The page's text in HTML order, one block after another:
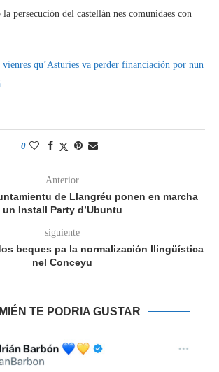
la persecución del castellán nes comunidaes con
qu’Asturies va perder financiación por nun
0
Anterior
de Llangréu ponen en marcha
un Install Party d’Ubuntu
siguiente
beques pa la normalización llingüística
nel Conceyu
TE PODRIA GUSTAR